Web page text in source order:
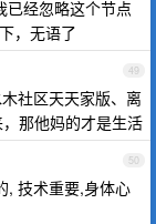
已经忽略这个节点
，无语了
49
社区天天家版、离
那他妈的才是生活
50
, 技术重要,身体心